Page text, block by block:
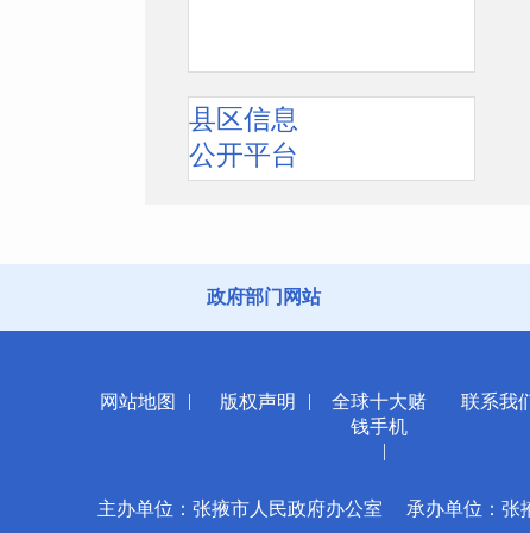
县区信息
公开平台
政府部门网站
网站地图 | 版权声明 |
全球十大赌
钱手机
|
联系我
主办单位：张掖市人民政府办公室 承办单位：张